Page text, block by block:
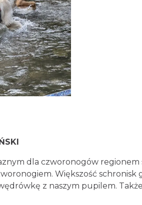
dla czworonogów regionem
Większość
z naszym pupilem.